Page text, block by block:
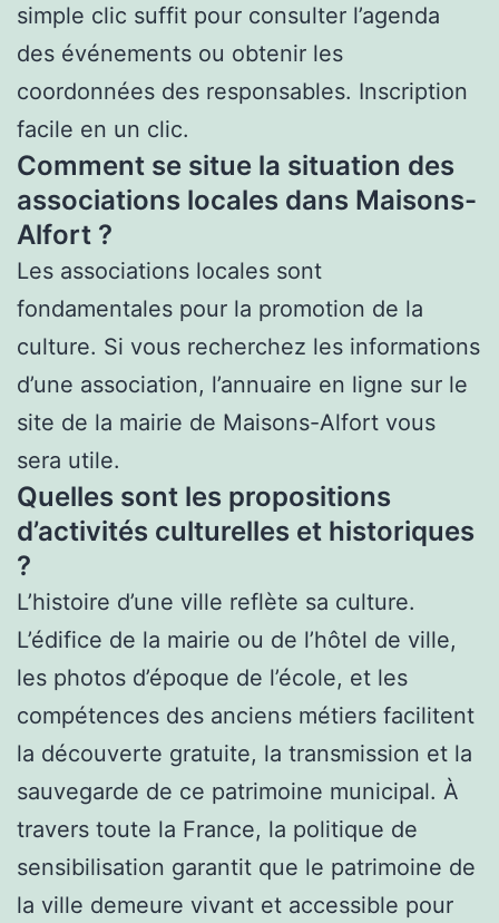
simple clic suffit pour consulter l’agenda
des événements ou obtenir les
coordonnées des responsables. Inscription
facile en un clic.
Comment se situe la situation des
associations locales dans Maisons-
Alfort ?
Les associations locales sont
fondamentales pour la promotion de la
culture. Si vous recherchez les informations
d’une association, l’annuaire en ligne sur le
site de la mairie de Maisons-Alfort vous
sera utile.
Quelles sont les propositions
d’activités culturelles et historiques
?
L’histoire d’une ville reflète sa culture.
L’édifice de la mairie ou de l’hôtel de ville,
les photos d’époque de l’école, et les
compétences des anciens métiers facilitent
la découverte gratuite, la transmission et la
sauvegarde de ce patrimoine municipal. À
travers toute la France, la politique de
sensibilisation garantit que le patrimoine de
la ville demeure vivant et accessible pour